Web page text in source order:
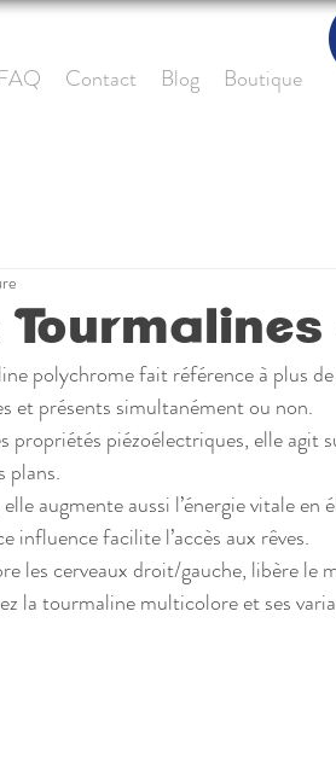
FAQ Contact Blog Boutique
polychrome fait référence à plus
et présents simultanément ou non.
propriétés piézoélectriques, elle agit
plans.
augmente aussi l’énergie vitale
influence facilite l’accès aux rêves.
les cerveaux droit/gauche, libère le
la tourmaline multicolore et ses